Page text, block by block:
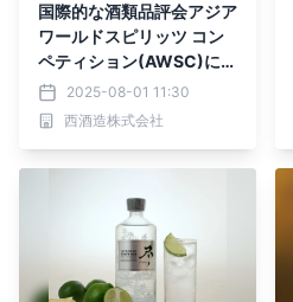
国際的な酒類品評会アジア
ワールドスピリッツ コン
ペティション(AWSC)に
て、御岳蒸留所の 「JAPA
NESE SINGLE MALT WHI
SKY 御岳 2025」が、 金
2025-08-01 11:30
西酒造株式会社